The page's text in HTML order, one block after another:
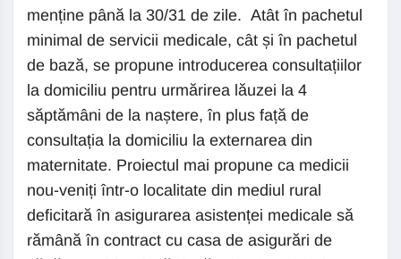
menține până la 30/31 de zile. Atât în pachetul
minimal de servicii medicale, cât și în pachetul
de bază, se propune introducerea consultațiilor
la domiciliu pentru urmărirea lăuzei la 4
săptămâni de la naștere, în plus față de
consultația la domiciliu la externarea din
maternitate. Proiectul mai propune ca medicii
nou-veniți într-o localitate din mediul rural
deficitară în asigurarea asistenței medicale să
rămână în contract cu casa de asigurări de